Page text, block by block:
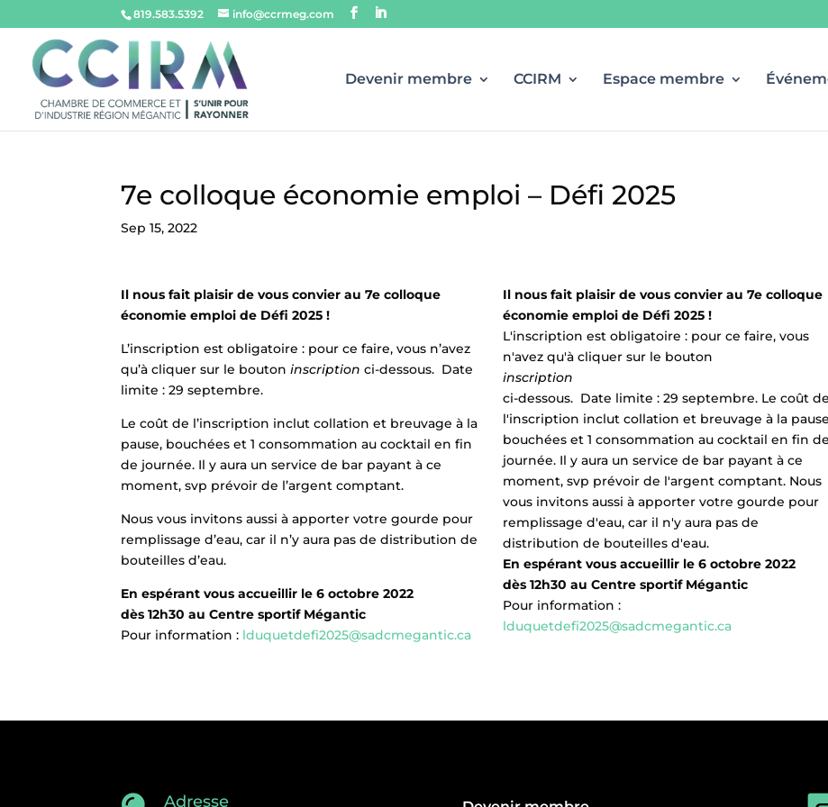
819.583.5392 info@ccrmeg.com
Devenir membre CCIRM Espace membre
7e colloque économie emploi – Défi 2025
Sep 15, 2022
Il nous fait plaisir de vous convier au 7e colloque
économie emploi de Défi 2025 !
L'inscription est obligatoire : pour ce faire, vous
n'avez qu'à cliquer sur le bouton
inscription
ci-dessous. Date limite : 29 septembre. Le coût de
l'inscription inclut collation et breuvage à la
bouchées et 1 consommation au cocktail en fin de
journée. Il y aura un service de bar payant à ce
moment, svp prévoir de l'argent comptant. Nous
vous invitons aussi à apporter votre gourde pour
remplissage d'eau, car il n'y aura pas de
distribution de bouteilles d'eau.
En espérant vous accueillir le 6 octobre 2022
dès 12h30 au Centre sportif Mégantic
Pour information :
lduquetdefi2025@sadcmegantic.ca
Il nous fait plaisir de vous convier au 7e colloque
économie emploi de Défi 2025 !
L’inscription est obligatoire : pour ce faire, vous n’avez
qu’à cliquer sur le boutoninscription ci-dessous. Date
limite : 29 septembre.
Le coût de l’inscription inclut collation et breuvage à la
pause, bouchées et 1 consommation au cocktail en fin
de journée. Il y aura un service de bar payant à ce
moment, svp prévoir de l’argent comptant.
Nous vous invitons aussi à apporter votre gourde pour
remplissage d’eau, car il n’y aura pas de distribution de
bouteilles d’eau.
En espérant vous accueillir le 6 octobre 2022
dès 12h30 au Centre sportif Mégantic
Pour information : lduquetdefi2025@sadcmegantic.ca
Adresse